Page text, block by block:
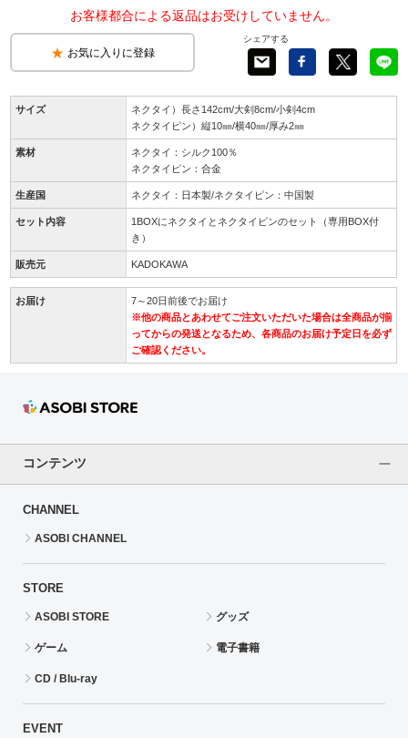
お客様都合による返品はお受けしていません。
お気に入りに登録
シェアする
サイズ
ネクタイ）長さ142cm/大剣8cm/小剣4cm
ネクタイピン）縦10㎜/横40㎜/厚み2㎜
素材
ネクタイ：シルク100％
ネクタイピン：合金
生産国 ネクタイ：日本製/ネクタイピン：中国製
セット内容
1BOXにネクタイとネクタイピンのセット（専用BOX付
き）
販売元 KADOKAWA
お届け
7～20日前後でお届け
※他の商品とあわせてご注文いただいた場合は全商品が揃
ってからの発送となるため、各商品のお届け予定日を必ず
ご確認ください。
コンテンツ
CHANNEL
ASOBI CHANNEL
STORE
ASOBI STORE グッズ
ゲーム 電子書籍
CD / Blu-ray
EVENT